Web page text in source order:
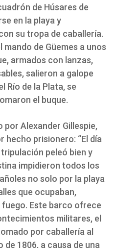
de Húsares de
en la playa y
su tropa de caballería.
de Güemes a unos
armados con lanzas,
salieron a galope
Río de la Plata, se
el buque.
por Alexander Gillespie,
hecho prisionero: “El día
peleó bien y
impidieron todos los
no solo por la playa
que ocupaban,
Este barco ofrece
militares, el
por caballería al
1806, a causa de una